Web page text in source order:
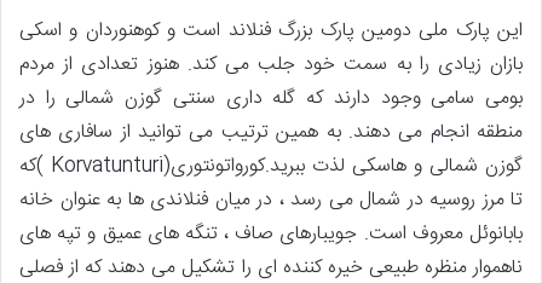
این پارک ملی دومین پارک بزرگ فنلاند است و کوهنوردان و اسکی
بازان زیادی را به سمت خود جلب می کند. هنوز تعدادی از مردم
بومی سامی وجود دارند که گله داری سنتی گوزن شمالی را در
منطقه انجام می دهند. به همین ترتیب می توانید از سافاری های
گوزن شمالی و هاسکی لذت ببرید.کورواتونتوری(Korvatunturi )که
تا مرز روسیه در شمال می رسد ، در میان فنلاندی ها به عنوان خانه
بابانوئل معروف است. جویبارهای صاف ، تنگه های عمیق و تپه های
ناهموار منظره طبیعی خیره کننده ای را تشکیل می دهند که از فصلی